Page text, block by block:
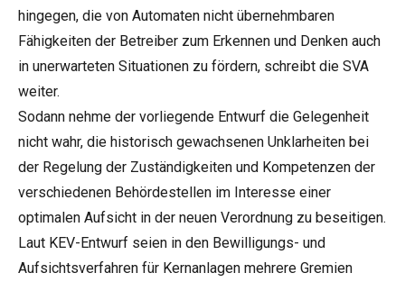
hingegen, die von Automaten nicht übernehmbaren
Fähigkeiten der Betreiber zum Erkennen und Denken auch
in unerwarteten Situationen zu fördern, schreibt die SVA
weiter.
Sodann nehme der vorliegende Entwurf die Gelegenheit
nicht wahr, die historisch gewachsenen Unklarheiten bei
der Regelung der Zuständigkeiten und Kompetenzen der
verschiedenen Behördestellen im Interesse einer
optimalen Aufsicht in der neuen Verordnung zu beseitigen.
Laut KEV-Entwurf seien in den Bewilligungs- und
Aufsichtsverfahren für Kernanlagen mehrere Gremien